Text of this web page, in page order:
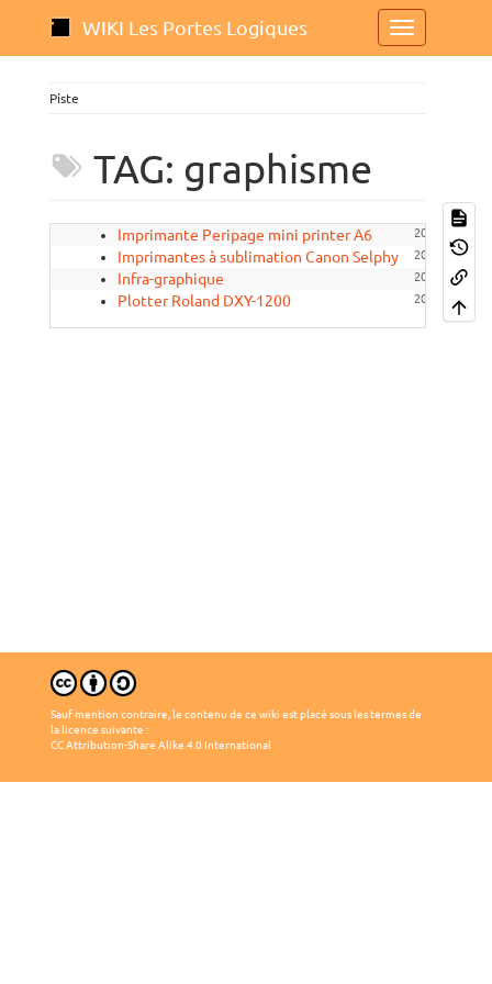
WIKI Les Portes Logiques
Piste
TAG: graphisme
Imprimante Peripage mini printer A6 2022/02/15
Imprimantes à sublimation Canon Selphy 2022/02/15
Infra-graphique 2024/11/12
Plotter Roland DXY-1200 2022/09/05
Sauf mention contraire, le contenu de ce wiki est placé sous les termes de
la licence suivante :
CC Attribution-Share Alike 4.0 International